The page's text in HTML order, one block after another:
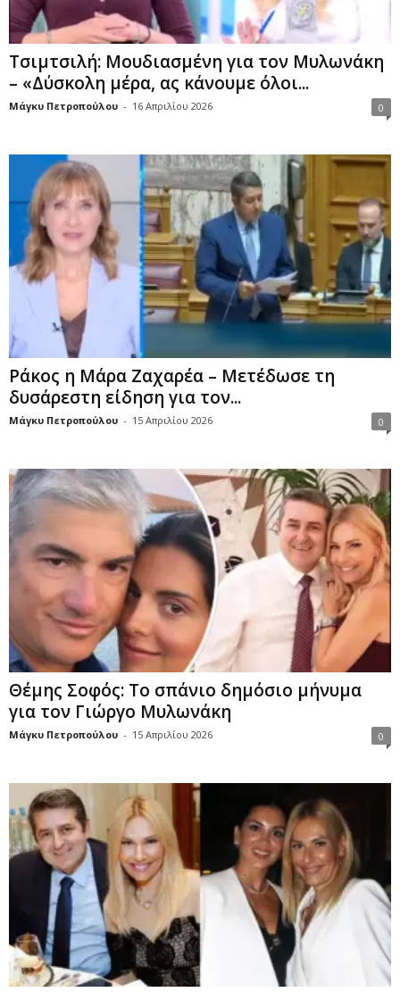
Τσιμτσιλή: Μουδιασμένη για τον Μυλωνάκη
– «Δύσκολη μέρα, ας κάνουμε όλοι...
Μάγκυ Πετροπούλου - 16 Απριλίου 2026 0
Ράκος η Μάρα Ζαχαρέα – Μετέδωσε τη
δυσάρεστη είδηση για τον...
Μάγκυ Πετροπούλου - 15 Απριλίου 2026 0
Θέμης Σοφός: Το σπάνιο δημόσιο μήνυμα
για τον Γιώργο Μυλωνάκη
Μάγκυ Πετροπούλου - 15 Απριλίου 2026 0